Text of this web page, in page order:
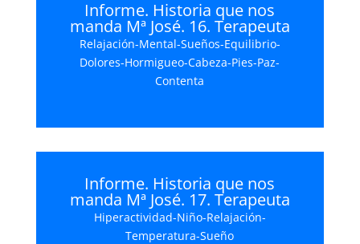
Informe. Historia que nos
manda Mª José. 16. Terapeuta
Relajación-Mental-Sueños-Equilibrio-
Dolores-Hormigueo-Cabeza-Pies-Paz-
Contenta
Informe. Historia que nos
manda Mª José. 17. Terapeuta
Hiperactividad-Niño-Relajación-
Temperatura-Sueño